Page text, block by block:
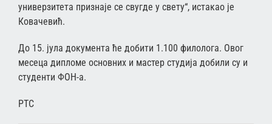
универзитета признаје се свугде у свету“, истакао је
Ковачевић.
До 15. јула документа ће добити 1.100 филолога. Овог
месеца дипломе основних и мастер студија добили су и
студенти ФОН-а.
РТС